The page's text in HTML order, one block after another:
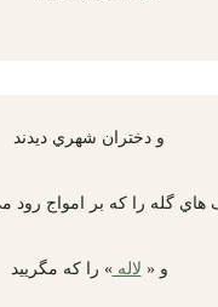
و دختران شهري ديدند
گله را كه بر امواج رود
و « لاله» را كه مگرييد